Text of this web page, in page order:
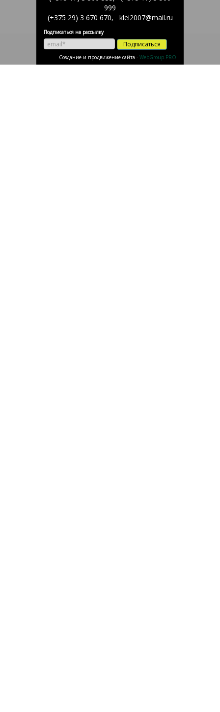
999
(+375 29) 3 670 670, klei2007@mail.ru
Подписаться на рассылку
Подписаться
Создание и продвижение сайта - WebGroup.PRO